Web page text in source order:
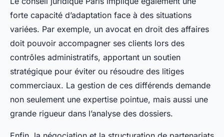
forte capacité d’adaptation face à des situations
variées. Par exemple, un avocat en droit des affaires
doit pouvoir accompagner ses clients lors des
contrôles administratifs, apportant un soutien
stratégique pour éviter ou résoudre des litiges
commerciaux. La gestion de ces différends demande
non seulement une expertise pointue, mais aussi une
grande rigueur dans l’analyse des dossiers.